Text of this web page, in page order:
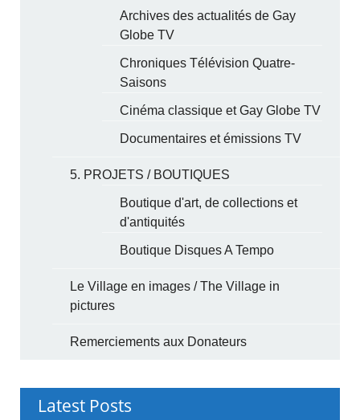
Archives des actualités de Gay
Globe TV
Chroniques Télévision Quatre-
Saisons
Cinéma classique et Gay Globe TV
Documentaires et émissions TV
5. PROJETS / BOUTIQUES
Boutique d'art, de collections et
d'antiquités
Boutique Disques A Tempo
Le Village en images / The Village in
pictures
Remerciements aux Donateurs
Latest Posts